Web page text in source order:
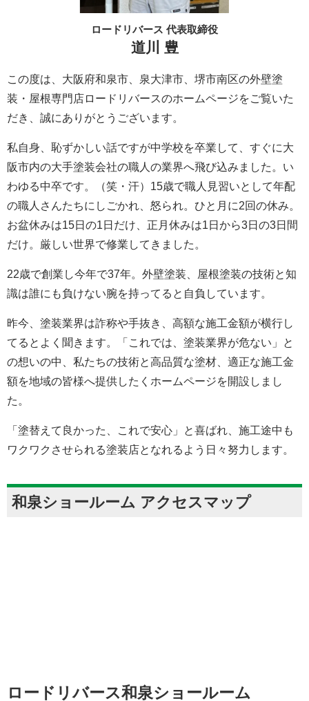
ロードリバース 代表取締役
道川 豊
この度は、大阪府和泉市、泉大津市、堺市南区の外壁塗
装・屋根専門店ロードリバースのホームページをご覧いた
だき、誠にありがとうございます。
私自身、恥ずかしい話ですが中学校を卒業して、すぐに大
阪市内の大手塗装会社の職人の業界へ飛び込みました。い
わゆる中卒です。（笑・汗）15歳で職人見習いとして年配
の職人さんたちにしごかれ、怒られ。ひと月に2回の休み。
お盆休みは15日の1日だけ、正月休みは1日から3日の3日間
だけ。厳しい世界で修業してきました。
22歳で創業し今年で37年。外壁塗装、屋根塗装の技術と知
識は誰にも負けない腕を持ってると自負しています。
昨今、塗装業界は詐称や手抜き、高額な施工金額が横行し
てるとよく聞きます。「これでは、塗装業界が危ない」と
の想いの中、私たちの技術と高品質な塗材、適正な施工金
額を地域の皆様へ提供したくホームページを開設しまし
た。
「塗替えて良かった、これで安心」と喜ばれ、施工途中も
ワクワクさせられる塗装店となれるよう日々努力します。
和泉ショールーム アクセスマップ
ロードリバース和泉ショールーム